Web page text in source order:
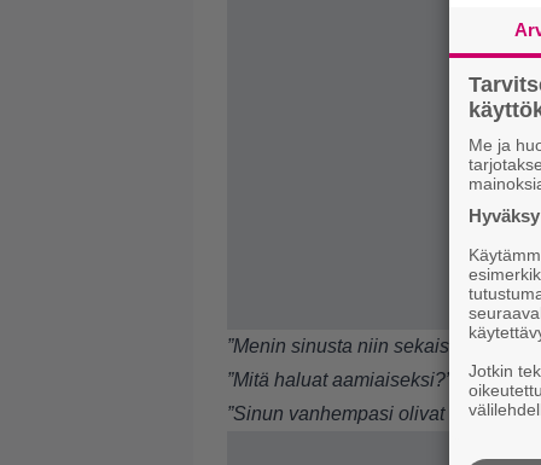
”Menin sinusta niin sekaisin, ettei
”Mitä haluat aamiaiseksi?”
”Sinun vanhempasi olivat varmasti
Me ja
Jotkin